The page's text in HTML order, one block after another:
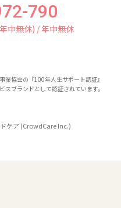
790
中無休) / 年中無休
業協会の『100年人生サポート認証』
スブランドとして認証されています。
ケア (CrowdCare Inc.)